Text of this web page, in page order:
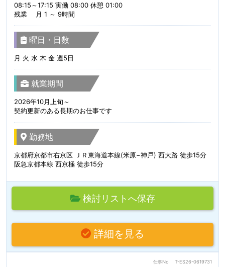
08:15～17:15 実働 08:00 休憩 01:00
残業 月 1 ～ 9時間
曜日・日数
月 火 水 木 金 週5日
就業期間
2026年10月上旬～
契約更新のある長期のお仕事です
勤務地
京都府京都市右京区 ＪＲ東海道本線(米原−神戸) 西大路 徒歩15分
阪急京都本線 西京極 徒歩15分
検討リストへ保存
詳細を見る
仕事No T-ES26-0619731